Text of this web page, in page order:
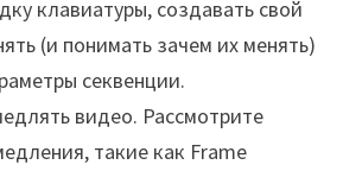
клавиатуры, создавать свой
(и понимать зачем их менять)
секвенции.
видео. Рассмотрите
такие как Frame